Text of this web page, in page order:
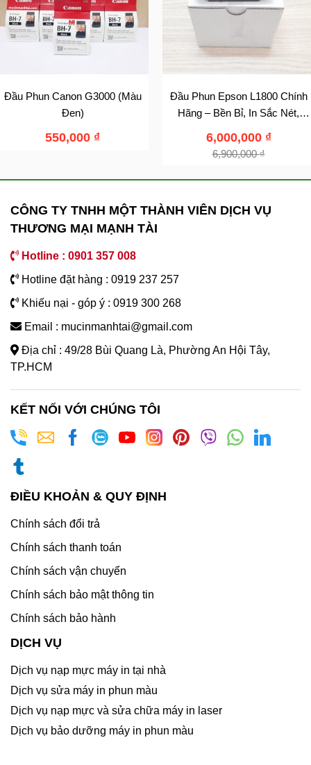
Đầu Phun Canon G3000 (Màu
Đen)
550,000 ₫
Đầu Phun Epson L1800 Chính
Hãng – Bền Bỉ, In Sắc Nét,
6,900,000₫
6,000,000 ₫
CÔNG TY TNHH MỘT THÀNH VIÊN DỊCH VỤ
THƯƠNG MẠI MẠNH TÀI
Hotline : 0901 357 008
Hotline đặt hàng : 0919 237 257
Khiếu nại - góp ý : 0919 300 268
Email : mucinmanhtai@gmail.com
Địa chỉ : 49/28 Bùi Quang Là, Phường An Hội Tây,
TP.HCM
KẾT NỐI VỚI CHÚNG TÔI
ĐIỀU KHOẢN & QUY ĐỊNH
Chính sách đổi trả
Chính sách thanh toán
Chính sách vận chuyển
Chính sách bảo mật thông tin
Chính sách bảo hành
DỊCH VỤ
Dịch vụ nạp mực máy in tại nhà
Dịch vụ sửa máy in phun màu
Dịch vụ nạp mực và sửa chữa máy in laser
Dịch vụ bảo dưỡng máy in phun màu